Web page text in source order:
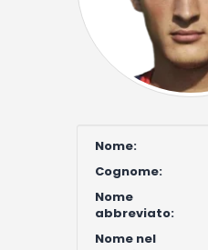
Nome:
Cognome:
Nome
abbreviato:
Nome nel